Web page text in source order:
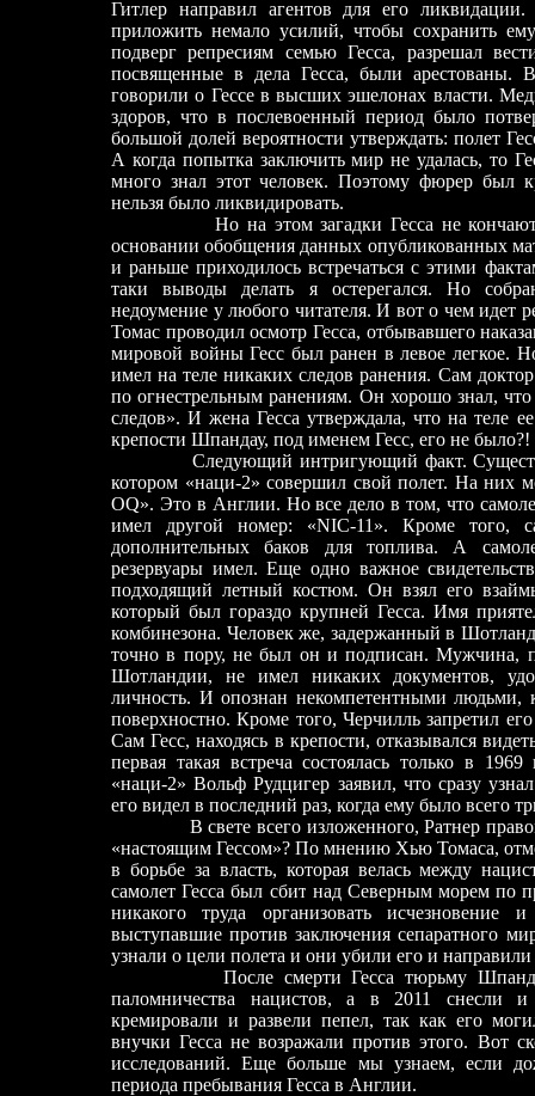
Гитлер направил агентов для его
приложить немало усилий, чтобы сохранить
подверг репресиям семью Гесса,
разрешал
посвященные в дела Гесса, были арестованы.
говорили о Гессе в высших эшелонах власти.
здоров, что в послевоенный период было
большой долей вероятности утверждать: полет
А когда попытка заключить мир не удалась, то
много знал этот человек. Поэтому фюрер был
нельзя было ликвидировать.
Но на этом загадки Гесса не
основании обобщения данных опубликованных
и раньше приходилось встречаться с этими
таки выводы делать я остерегался. Но
недоумение у любого читателя. И вот о чем идет
Томас проводил осмотр Гесса, отбывавшего
мировой войны Гесс был ранен в левое легкое.
имел на теле никаких следов ранения. Сам
по огнестрельным ранениям. Он хорошо знал, что
следов». И жена Гесса утверждала, что на теле ее
крепости Шпандау, под именем Гесс, его не было?!
Следующий интригующий факт.
котором «наци-2» совершил свой полет. На них
OQ». Это в Англии. Но все дело в том, что самоле
имел другой номер: «NIC-11». Кроме того,
дополнительных баков для топлива. А самол
резервуары имел. Еще одно важное
подходящий летный костюм. Он взял его
который был гораздо крупней Гесса. Имя
комбинезона. Человек же, задержанный в
точно в пору, не был он и подписан. Мужчина,
Шотландии, не имел никаких документов,
личность. И опознан некомпетентными людьми,
поверxностно. Кроме того, Черчилль запретил
Сам Гесс, находясь в крепости, отказывался
первая такая встреча состоялась только в
«наци-2» Вольф Рудцигер заявил, что сразу
его видел в последний раз, когда ему было всего
В свете всего изложенного, Ратнер
«настоящим Гессом»? По мнению Хью Томаса,
в борьбе за власть, которая велась между
самолет Гесса был сбит над Северным морем по
никакого труда организовать
выступавшие против заключения сепаратного
узнали о цели полета и они убили его и
После смерти Гесса тюрьму
паломничества нацистов, а в 2011 снесли и
кремировали и развели пепел, так как его
внучки Гесса не возражали против этого. Вот
исследований. Еще больше мы узнаем, если
периода пребывания Гесса в Англии.